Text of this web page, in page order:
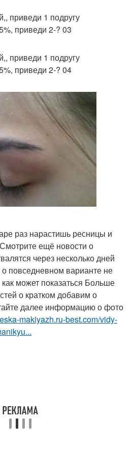
раз нарастишь ресницы и
ещё новости о
через несколько дней
повседневном варианте не
может показаться Больше
о кратком добавим о
далее информацию о фото
makiyazh.ru-best.com/vidy-